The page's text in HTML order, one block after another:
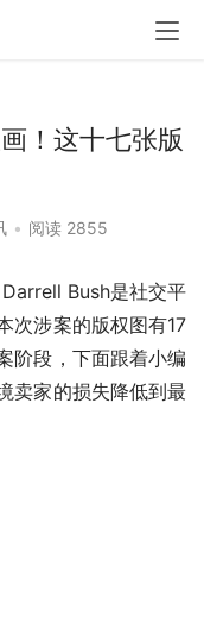
！这十七张版
• 阅读 2855
Bush是社交平
次涉案的版权图有17
阶段，下面跟着小编
卖家的损失降低到最